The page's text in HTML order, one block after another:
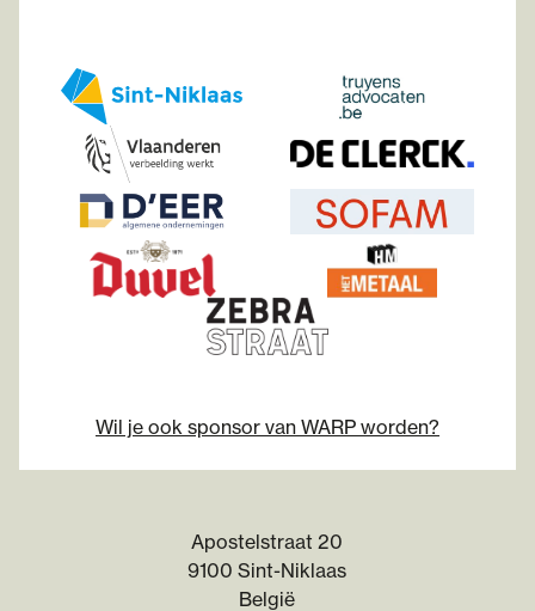
Wil je ook sponsor van WARP worden?
Apostelstraat 20
9100 Sint-Niklaas
België